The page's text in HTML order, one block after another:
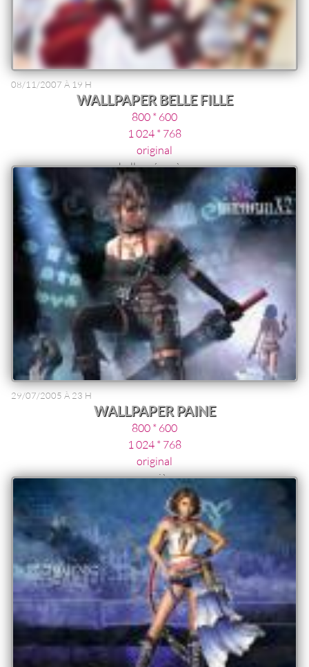
08/11/2007 À 19 H
WALLPAPER BELLE FILLE
800 * 600
1 024 * 768
original
belle ménagère
29/07/2005 À 23 H
WALLPAPER PAINE
800 * 600
1 024 * 768
original
guerrière